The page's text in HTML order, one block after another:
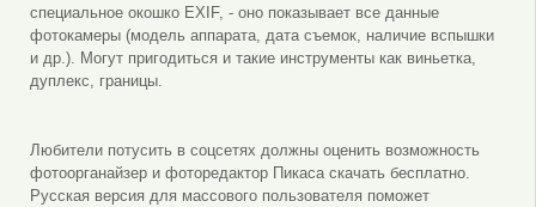
специальное окошко EXIF, - оно показывает все данные
фотокамеры (модель аппарата, дата съемок, наличие вспышки
и др.). Могут пригодиться и такие инструменты как виньетка,
дуплекс, границы.
Любители потусить в соцсетях должны оценить возможность
фотоорганайзер и фоторедактор Пикаса скачать бесплатно.
Русская версия для массового пользователя поможет